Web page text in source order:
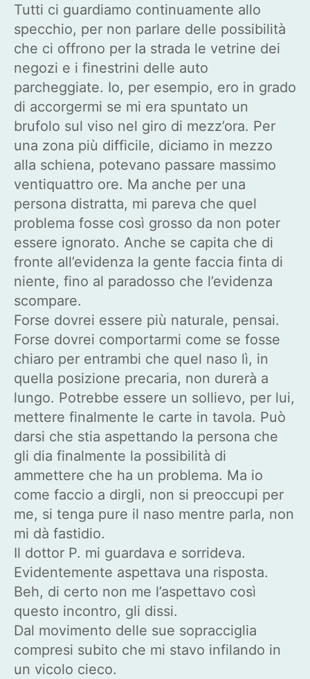
Tutti ci guardiamo continuamente allo
specchio, per non parlare delle possibilità
che ci offrono per la strada le vetrine dei
negozi e i finestrini delle auto
parcheggiate. Io, per esempio, ero in grado
di accorgermi se mi era spuntato un
brufolo sul viso nel giro di mezz’ora. Per
una zona più difficile, diciamo in mezzo
alla schiena, potevano passare massimo
ventiquattro ore. Ma anche per una
persona distratta, mi pareva che quel
problema fosse così grosso da non poter
essere ignorato. Anche se capita che di
fronte all’evidenza la gente faccia finta di
niente, fino al paradosso che l’evidenza
scompare.
Forse dovrei essere più naturale, pensai.
Forse dovrei comportarmi come se fosse
chiaro per entrambi che quel naso lì, in
quella posizione precaria, non durerà a
lungo. Potrebbe essere un sollievo, per lui,
mettere finalmente le carte in tavola. Può
darsi che stia aspettando la persona che
gli dia finalmente la possibilità di
ammettere che ha un problema. Ma io
come faccio a dirgli, non si preoccupi per
me, si tenga pure il naso mentre parla, non
mi dà fastidio.
Il dottor P. mi guardava e sorrideva.
Evidentemente aspettava una risposta.
Beh, di certo non me l’aspettavo così
questo incontro, gli dissi.
Dal movimento delle sue sopracciglia
compresi subito che mi stavo infilando in
un vicolo cieco.